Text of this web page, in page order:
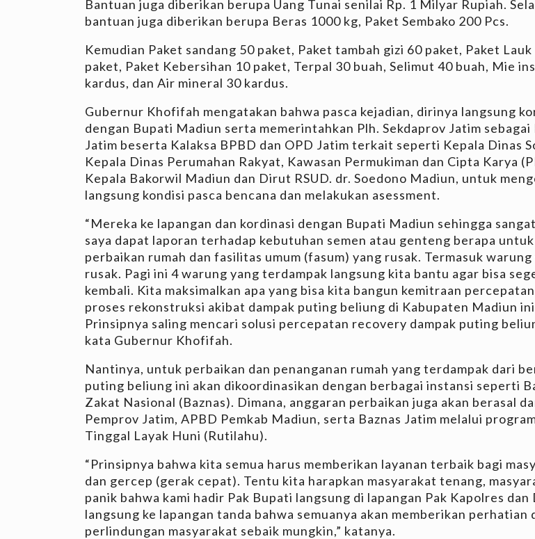
Bantuan juga diberikan berupa Uang Tunai senilai Rp. 1 Milyar Rupiah.
bantuan juga diberikan berupa Beras 1000 kg, Paket Sembako 200 Pcs.
Kemudian Paket sandang 50 paket, Paket tambah gizi 60 paket, Paket Lauk
paket, Paket Kebersihan 10 paket, Terpal 30 buah, Selimut 40 buah, Mie
kardus, dan Air mineral 30 kardus.
Gubernur Khofifah mengatakan bahwa pasca kejadian, dirinya langsung
dengan Bupati Madiun serta memerintahkan Plh. Sekdaprov Jatim sebagai
Jatim beserta Kalaksa BPBD dan OPD Jatim terkait seperti Kepala Dinas
Kepala Dinas Perumahan Rakyat, Kawasan Permukiman dan Cipta Karya
Kepala Bakorwil Madiun dan Dirut RSUD. dr. Soedono Madiun, untuk
langsung kondisi pasca bencana dan melakukan asessment.
“Mereka ke lapangan dan kordinasi dengan Bupati Madiun sehingga
saya dapat laporan terhadap kebutuhan semen atau genteng berapa untuk
perbaikan rumah dan fasilitas umum (fasum) yang rusak. Termasuk warung
rusak. Pagi ini 4 warung yang terdampak langsung kita bantu agar bisa
kembali. Kita maksimalkan apa yang bisa kita bangun kemitraan
proses rekonstruksi akibat dampak puting beliung di Kabupaten Madiun
Prinsipnya saling mencari solusi percepatan recovery dampak puting
kata Gubernur Khofifah.
Nantinya, untuk perbaikan dan penanganan rumah yang terdampak dari
puting beliung ini akan dikoordinasikan dengan berbagai instansi seperti
Zakat Nasional (Baznas). Dimana, anggaran perbaikan juga akan berasal
Pemprov Jatim, APBD Pemkab Madiun, serta Baznas Jatim melalui
Tinggal Layak Huni (Rutilahu).
“Prinsipnya bahwa kita semua harus memberikan layanan terbaik bagi
dan gercep (gerak cepat). Tentu kita harapkan masyarakat tenang,
panik bahwa kami hadir Pak Bupati langsung di lapangan Pak Kapolres dan
langsung ke lapangan tanda bahwa semuanya akan memberikan perhatian
perlindungan masyarakat sebaik mungkin,” katanya.